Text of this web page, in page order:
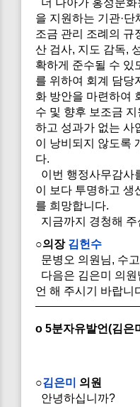
더 나아가 홍성문
을 지원하는 기관·
조금 관리 조례의 규
산 검사, 지도 감독,
확하게 준수될 수 있
를 위하여 회계 담당
화 방안을 마련하여
수 및 향후 보조금
하고 성과가 없는 사
이 낭비되지 않도록
다.
이번 행정사무감사
이 보다 투명하고 생
를 희망합니다.
지금까지 경청해
○의장 김헌수
문병오 의원님, 수
다음은 김은미 의
언 해 주시기 바랍니
o 5분자유발언(김은
○김은미
의원
안녕하십니까?